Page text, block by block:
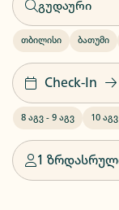
თბილისი ბათუმი
Check-In
8 აგვ - 9 აგვ 10 აგვ
1